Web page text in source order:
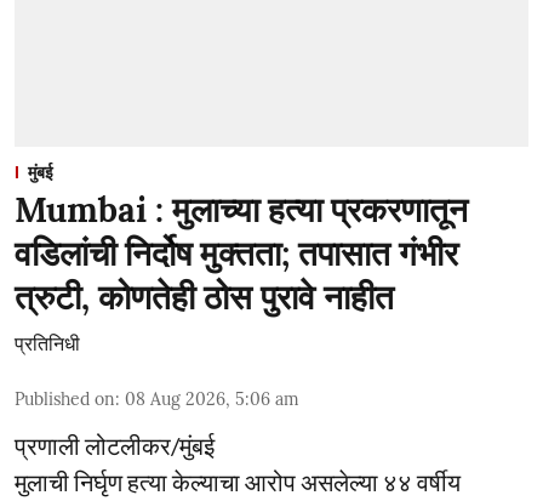
मुंबई
Mumbai : मुलाच्या हत्या प्रकरणातून
वडिलांची निर्दोष मुक्तता; तपासात गंभीर
त्रुटी, कोणतेही ठोस पुरावे नाहीत
प्रतिनिधी
Published on: 08 Aug 2026, 5:06 am
प्रणाली लोटलीकर/मुंबई
मुलाची निर्घृण हत्या केल्याचा आरोप असलेल्या ४४ वर्षीय